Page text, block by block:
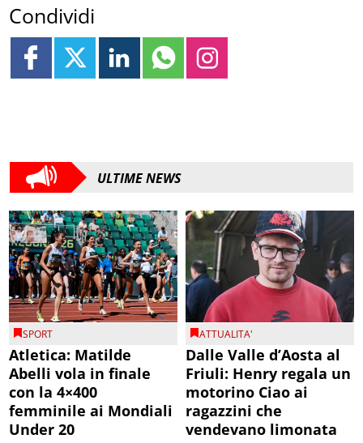
Condividi
ULTIME NEWS
SPORT
Atletica: Matilde
Abelli vola in finale
con la 4×400
femminile ai Mondiali
Under 20
ATTUALITA'
Dalle Valle d’Aosta al
Friuli: Henry regala un
motorino Ciao ai
ragazzini che
vendevano limonata